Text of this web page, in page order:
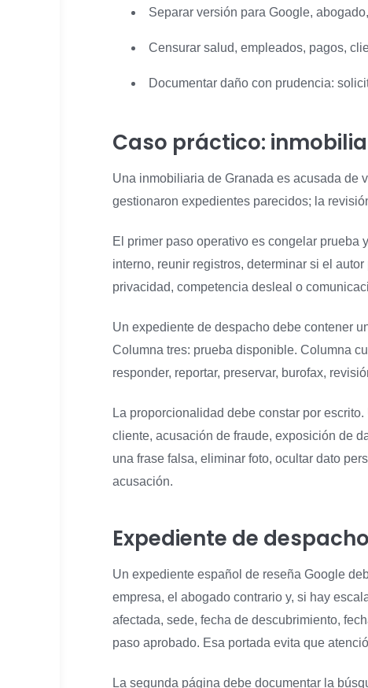
Separar versión para Google,
Censurar salud, empleados, pagos,
Documentar daño con prudencia:
Caso práctico:
Una inmobiliaria de Granada es acusada de
gestionaron expedientes parecidos; la
El primer paso operativo es congelar prueba
interno, reunir registros, determinar si el
privacidad, competencia desleal o
Un expediente de despacho debe contener
Columna tres: prueba disponible. Columna
responder, reportar, preservar, burofax,
La proporcionalidad debe constar por
cliente, acusación de fraude, exposición de
una frase falsa, eliminar foto, ocultar dato
acusación.
Expediente de
Un expediente español de reseña Google
empresa, el abogado contrario y, si hay
afectada, sede, fecha de descubrimiento,
paso aprobado. Esa portada evita que
La segunda página debe documentar la